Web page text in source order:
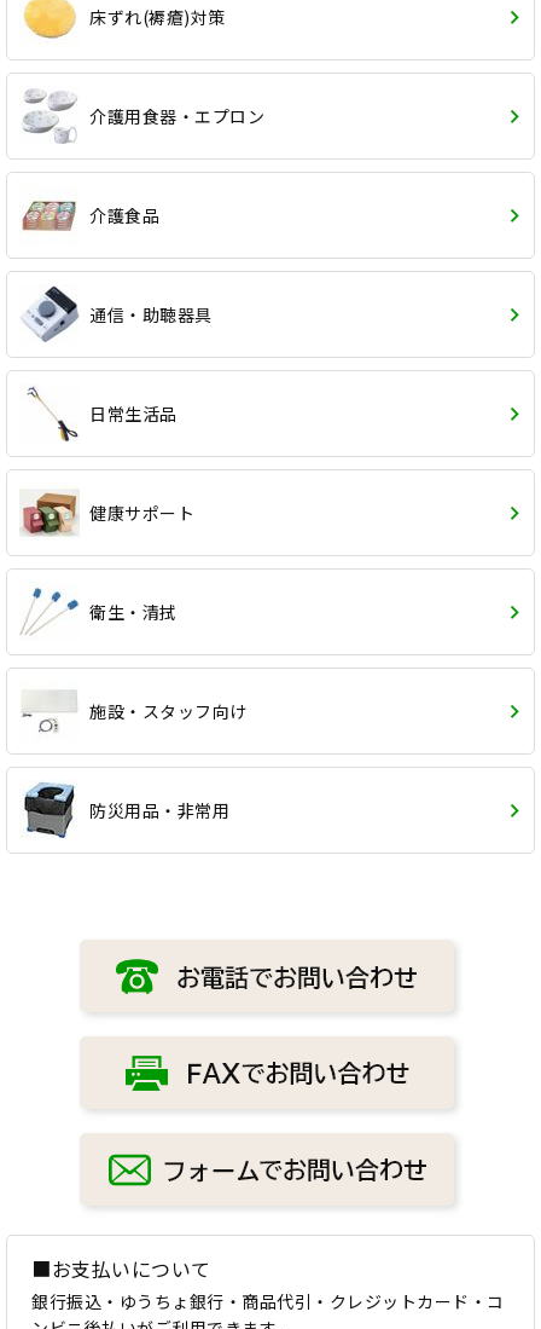
床ずれ(褥瘡)対策
介護用食器・エプロン
介護食品
通信・助聴器具
日常生活品
健康サポート
衛生・清拭
施設・スタッフ向け
防災用品・非常用
■お支払いについて
銀行振込・ゆうちょ銀行・商品代引・クレジットカード・コ